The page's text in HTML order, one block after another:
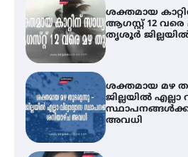
ശക്തമായ മഴ
ജില്ലയിൽ എല്ലാ
അവധി
എം.ജി.
ഇംഗ്ളീഷ്
ഡോക്ടറേറ്റ്